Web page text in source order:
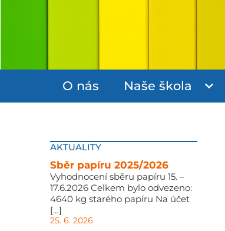
O nás Naše škola
AKTUALITY
Sběr papíru 2025/2026
Vyhodnocení sběru papíru 15. –
17.6.2026 Celkem bylo odvezeno:
4640 kg starého papíru Na účet
[…]
25. 6. 2026